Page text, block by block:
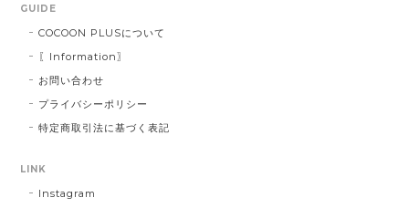
GUIDE
COCOON PLUSについて
〖Information〗
お問い合わせ
プライバシーポリシー
特定商取引法に基づく表記
LINK
Instagram